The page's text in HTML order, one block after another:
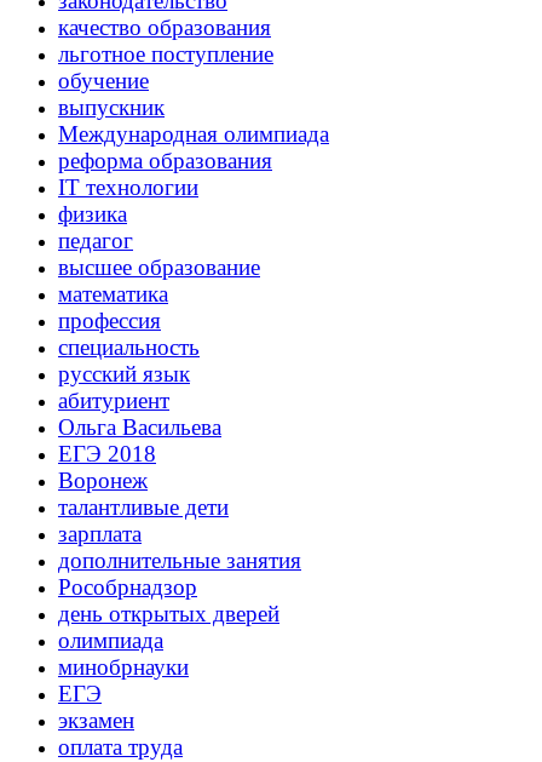
качество образования
льготное поступление
обучение
выпускник
Международная олимпиада
реформа образования
IT технологии
физика
педагог
высшее образование
математика
профессия
специальность
русский язык
абитуриент
Ольга Васильева
ЕГЭ 2018
Воронеж
талантливые дети
зарплата
дополнительные занятия
Рособрнадзор
день открытых дверей
олимпиада
минобрнауки
ЕГЭ
экзамен
оплата труда